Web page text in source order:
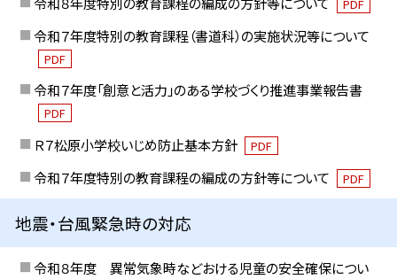
PDF
令和７年度特別の教育課程（書道科）の実施状況等について
PDF
令和７年度「創意と活力」のある学校づくり推進事業報告書
PDF
Ｒ７松原小学校いじめ防止基本方針 PDF
令和７年度特別の教育課程の編成の方針等について PDF
地震・台風緊急時の対応
令和８年度 異常気象時などおける児童の安全確保につい